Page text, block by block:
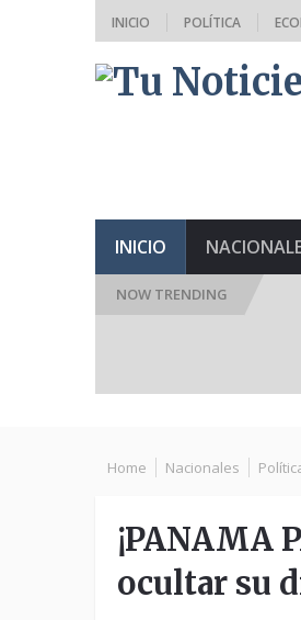
INICIO POLÍTICA
INICIO
NOW TRENDING
Home Nacionales
¡PANAMA
ocultar su